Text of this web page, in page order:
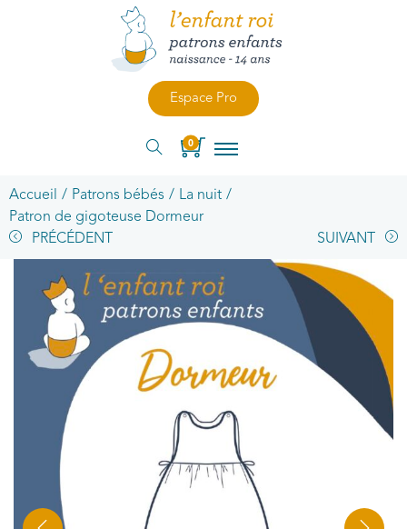
Espace Pro
0
Accueil / Patrons bébés / La nuit /
Patron de gigoteuse Dormeur
PRÉCÉDENT
SUIVANT